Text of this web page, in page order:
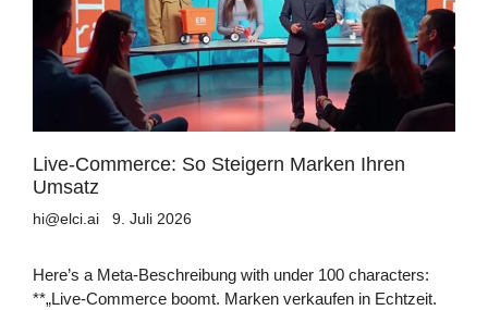
Live-Commerce: So Steigern Marken Ihren
Umsatz
hi@elci.ai 9. Juli 2026
Here’s a Meta-Beschreibung with under 100 characters:
**„Live-Commerce boomt. Marken verkaufen in Echtzeit.